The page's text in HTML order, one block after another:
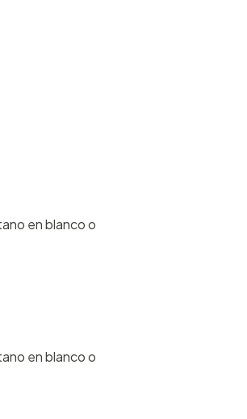
en blanco o
en blanco o